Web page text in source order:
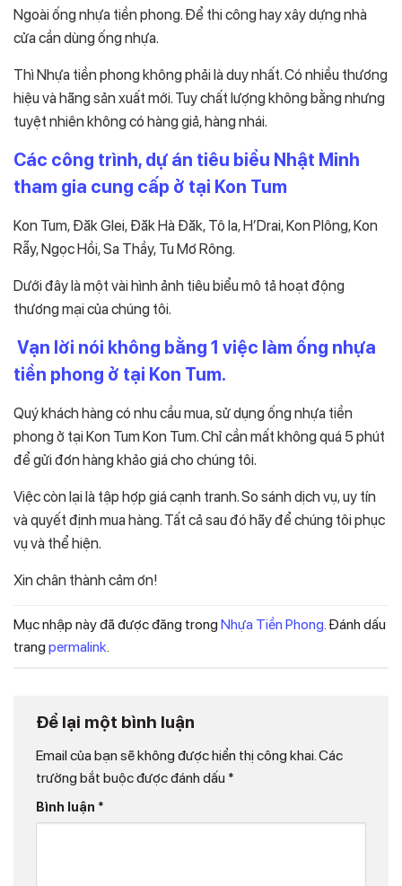
Ngoài ống nhựa tiền phong. Để thi công hay xây dựng nhà
cửa cần dùng ống nhựa.
Thì Nhựa tiền phong không phải là duy nhất. Có nhiều thương
hiệu và hãng sản xuất mới. Tuy chất lượng không bằng nhưng
tuyệt nhiên không có hàng giả, hàng nhái.
Các công trình, dự án tiêu biểu Nhật Minh
tham gia cung cấp ở tại Kon Tum
Kon Tum, Đăk Glei, Đăk Hà Đăk, Tô Ia, H’Drai, Kon Plông, Kon
Rẫy, Ngọc Hồi, Sa Thầy, Tu Mơ Rông.
Dưới đây là một vài hình ảnh tiêu biểu mô tả hoạt động
thương mại của chúng tôi.
Vạn lời nói không bằng 1 việc làm ống nhựa
tiền phong ở tại Kon Tum.
Quý khách hàng có nhu cầu mua, sử dụng ống nhựa tiền
phong ở tại Kon Tum Kon Tum. Chỉ cần mất không quá 5 phút
để gửi đơn hàng khảo giá cho chúng tôi.
Việc còn lại là tập hợp giá cạnh tranh. So sánh dịch vụ, uy tín
và quyết định mua hàng. Tất cả sau đó hãy để chúng tôi phục
vụ và thể hiện.
Xin chân thành cảm ơn!
Mục nhập này đã được đăng trong Nhựa Tiền Phong. Đánh dấu
trang permalink.
Để lại một bình luận
Email của bạn sẽ không được hiển thị công khai.Các
trường bắt buộc được đánh dấu *
Bình luận *